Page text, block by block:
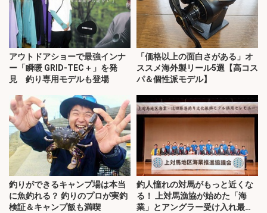
アウトドアショーで最強インナ
ー「瞬暖 GRID-TEC＋」を発
見 釣り専用モデルも登場
「価格以上の面白さがある」オ
ススメ海外製リール5選【高コス
パ＆個性派モデル】
釣りができるキャンプ場は本当
に魚釣れる？ 釣りのプロが実釣
検証＆キャンプ飯も満喫
釣人憧れの対馬がもっと近くな
る！ 上対馬漁協が始めた「海
業」とアングラー受け入れ最前